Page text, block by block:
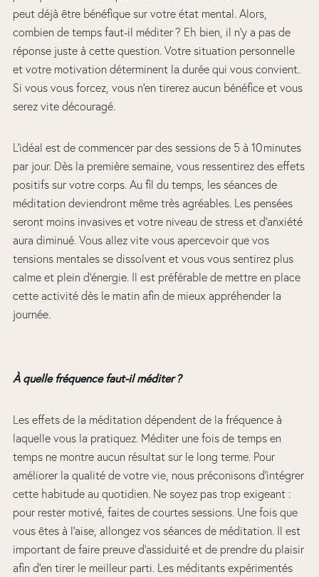
peut déjà être bénéfique sur votre état mental. Alors,
combien de temps faut-il méditer ? Eh bien, il n’y a pas de
réponse juste à cette question. Votre situation personnelle
et votre motivation déterminent la durée qui vous convient.
Si vous vous forcez, vous n’en tirerez aucun bénéfice et vous
serez vite découragé.
L’idéal est de commencer par des sessions de 5 à 10 minutes
par jour. Dès la première semaine, vous ressentirez des effets
positifs sur votre corps. Au fil du temps, les séances de
méditation deviendront même très agréables. Les pensées
seront moins invasives et votre niveau de stress et d’anxiété
aura diminué. Vous allez vite vous apercevoir que vos
tensions mentales se dissolvent et vous vous sentirez plus
calme et plein d’énergie. Il est préférable de mettre en place
cette activité dès le matin afin de mieux appréhender la
journée.
À quelle fréquence faut-il méditer ?
Les effets de la méditation dépendent de la fréquence à
laquelle vous la pratiquez. Méditer une fois de temps en
temps ne montre aucun résultat sur le long terme. Pour
améliorer la qualité de votre vie, nous préconisons d’intégrer
cette habitude au quotidien. Ne soyez pas trop exigeant :
pour rester motivé, faites de courtes sessions. Une fois que
vous êtes à l’aise, allongez vos séances de méditation. Il est
important de faire preuve d’assiduité et de prendre du plaisir
afin d’en tirer le meilleur parti. Les méditants expérimentés